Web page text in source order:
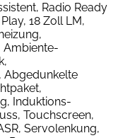
Radio Ready
18 Zoll LM,
Ambiente-
Abgedunkelte
Induktions-
Touchscreen,
Servolenkung,